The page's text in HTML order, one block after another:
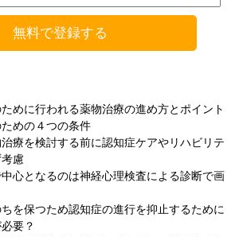
めに行われる薬物治療の進め方とポイント
めの４つの条件
療を検討する前に認知症ケアやリハビリテ
慮
心となるのは神経心理検査による診断で画
を保つため認知症の進行を抑止するために
要？